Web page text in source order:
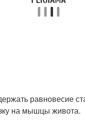
равновесие
на мышцы живота.